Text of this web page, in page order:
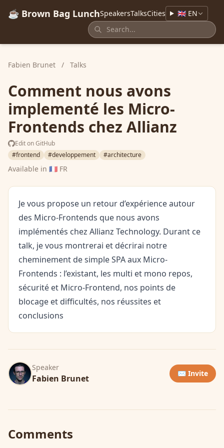
☕ Brown Bag LunchSpeakersTalksCities 🇬🇧 EN
Fabien Brunet / Talks
Comment nous avons
implementé les Micro-
Frontends chez Allianz
Edit on GitHub
#frontend
#developpement #architecture
Available in 🇫🇷 FR
Je vous propose un retour d’expérience autour
des Micro-Frontends que nous avons
implémentés chez Allianz Technology. Durant ce
talk, je vous montrerai et décrirai notre
cheminement de simple SPA aux Micro-
Frontends : l’existant, les multi et mono repos,
sécurité et Micro-Frontend, nos points de
blocage et difficultés, nos réussites et
conclusions
Speaker
Fabien Brunet ✉️ Invite
Comments